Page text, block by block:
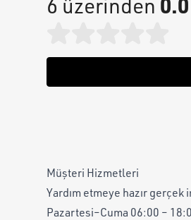
6 üzerinden
Müşteri Hizmetleri
Yardım etmeye hazır gerçek
Pazartesi–Cuma 06:00 –